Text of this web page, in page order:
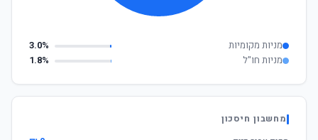
מניות מקומיות
3.0%
מניות חו"ל
1.8%
מחשבון חיסכון